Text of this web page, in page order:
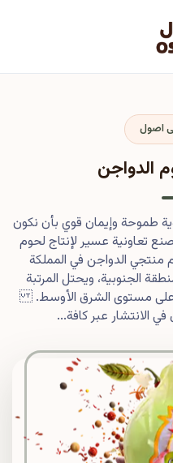
اصول
الدواجن
في أصول عام 2013 برؤية طموحة وإيمان قوي بأن نكون
تعاونية عسير لإنتاج لحوم
منتجي الدواجن في المملكة
الجنوبية، ويحتل المرتبة
على مستوى الشرق الأوسط.
الانتشار عبر كافة...